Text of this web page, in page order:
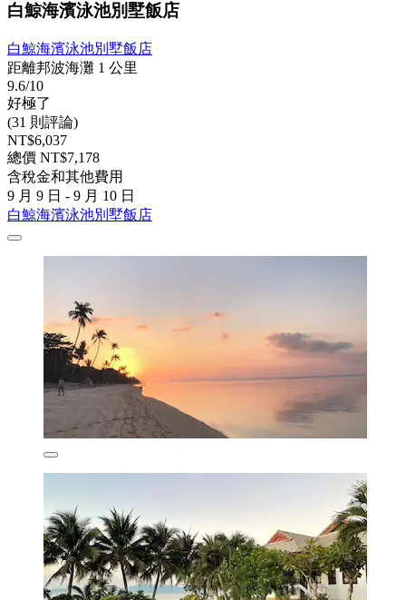
白鯨海濱泳池別墅飯店
白鯨海濱泳池別墅飯店
距離邦波海灘 1 公里
9.6/10
好極了
(31 則評論)
NT$6,037
總價 NT$7,178
含稅金和其他費用
9 月 9 日 - 9 月 10 日
白鯨海濱泳池別墅飯店